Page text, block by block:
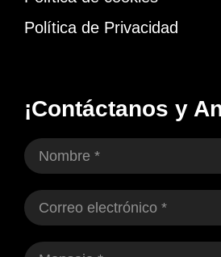
Política de Privacidad
¡Contáctanos y